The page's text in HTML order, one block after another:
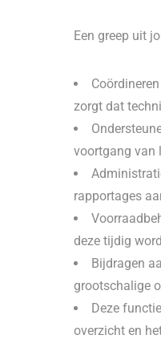
Een greep uit
zorgt dat
voortgang van
rapportages
deze tijdig
Bijdragen
grootschalige
Deze
overzicht en